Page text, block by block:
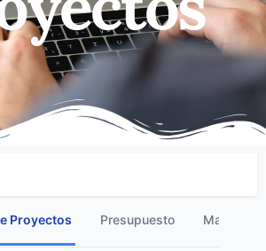
Proyectos Presupuesto Matriz de